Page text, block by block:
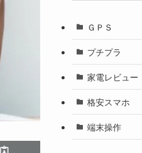
ＧＰＳ
プチプラ
家電レビュー
格安スマホ
端末操作